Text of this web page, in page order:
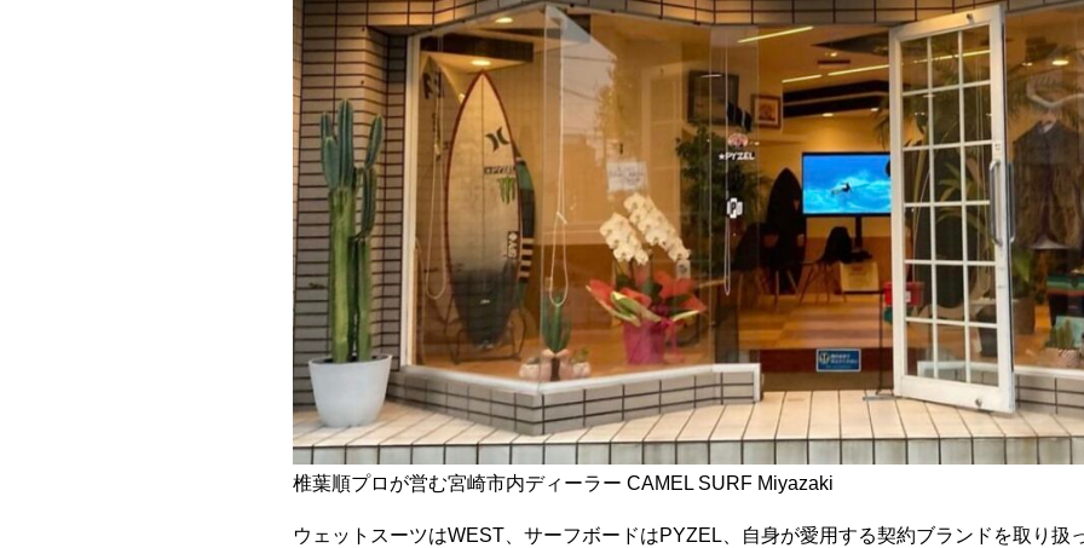
椎葉順プロが営む宮崎市内ディーラー CAMEL SURF Miyazaki
ウェットスーツはWEST、サーフボードはPYZEL、自身が愛用する契約ブランドを取り扱